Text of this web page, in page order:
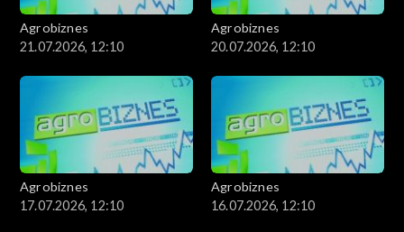
Agrobiznes
21.07.2026, 12:10
Agrobiznes
20.07.2026, 12:10
Agrobiznes
17.07.2026, 12:10
Agrobiznes
16.07.2026, 12:10